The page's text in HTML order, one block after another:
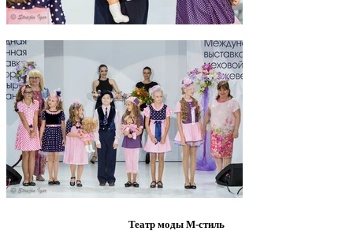
Театр моды М-стиль